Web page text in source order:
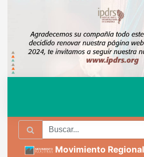
Movimiento